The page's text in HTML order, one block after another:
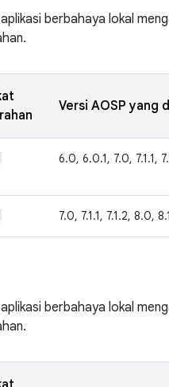
berbahaya lokal
Versi AOSP yang
6.0, 6.0.1, 7.0, 7.1.1,
7.0, 7.1.1, 7.1.2, 8.0, 8.1
berbahaya lokal